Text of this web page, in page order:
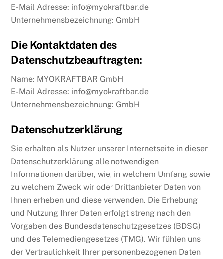
E-Mail Adresse: info@myokraftbar.de
Unternehmensbezeichnung: GmbH
Die Kontaktdaten des
Datenschutzbeauftragten:
Name: MYOKRAFTBAR GmbH
E-Mail Adresse: info@myokraftbar.de
Unternehmensbezeichnung: GmbH
Datenschutzerklärung
Sie erhalten als Nutzer unserer Internetseite in dieser
Datenschutzerklärung alle notwendigen
Informationen darüber, wie, in welchem Umfang sowie
zu welchem Zweck wir oder Drittanbieter Daten von
Ihnen erheben und diese verwenden. Die Erhebung
und Nutzung Ihrer Daten erfolgt streng nach den
Vorgaben des Bundesdatenschutzgesetzes (BDSG)
und des Telemediengesetzes (TMG). Wir fühlen uns
der Vertraulichkeit Ihrer personenbezogenen Daten